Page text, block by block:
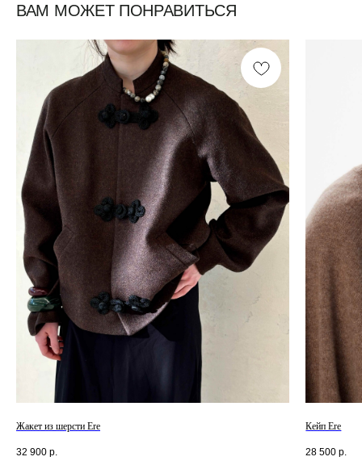
ВАМ МОЖЕТ ПОНРАВИТЬСЯ
Смотреть все /
Жакет из шерсти Ere
32 900 р.
Кейп Ere
28 500 р.